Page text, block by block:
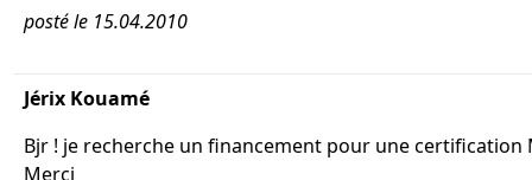
posté le 15.04.2010
Jérix Kouamé
Bjr ! je recherche un financement pour une certification
Merci